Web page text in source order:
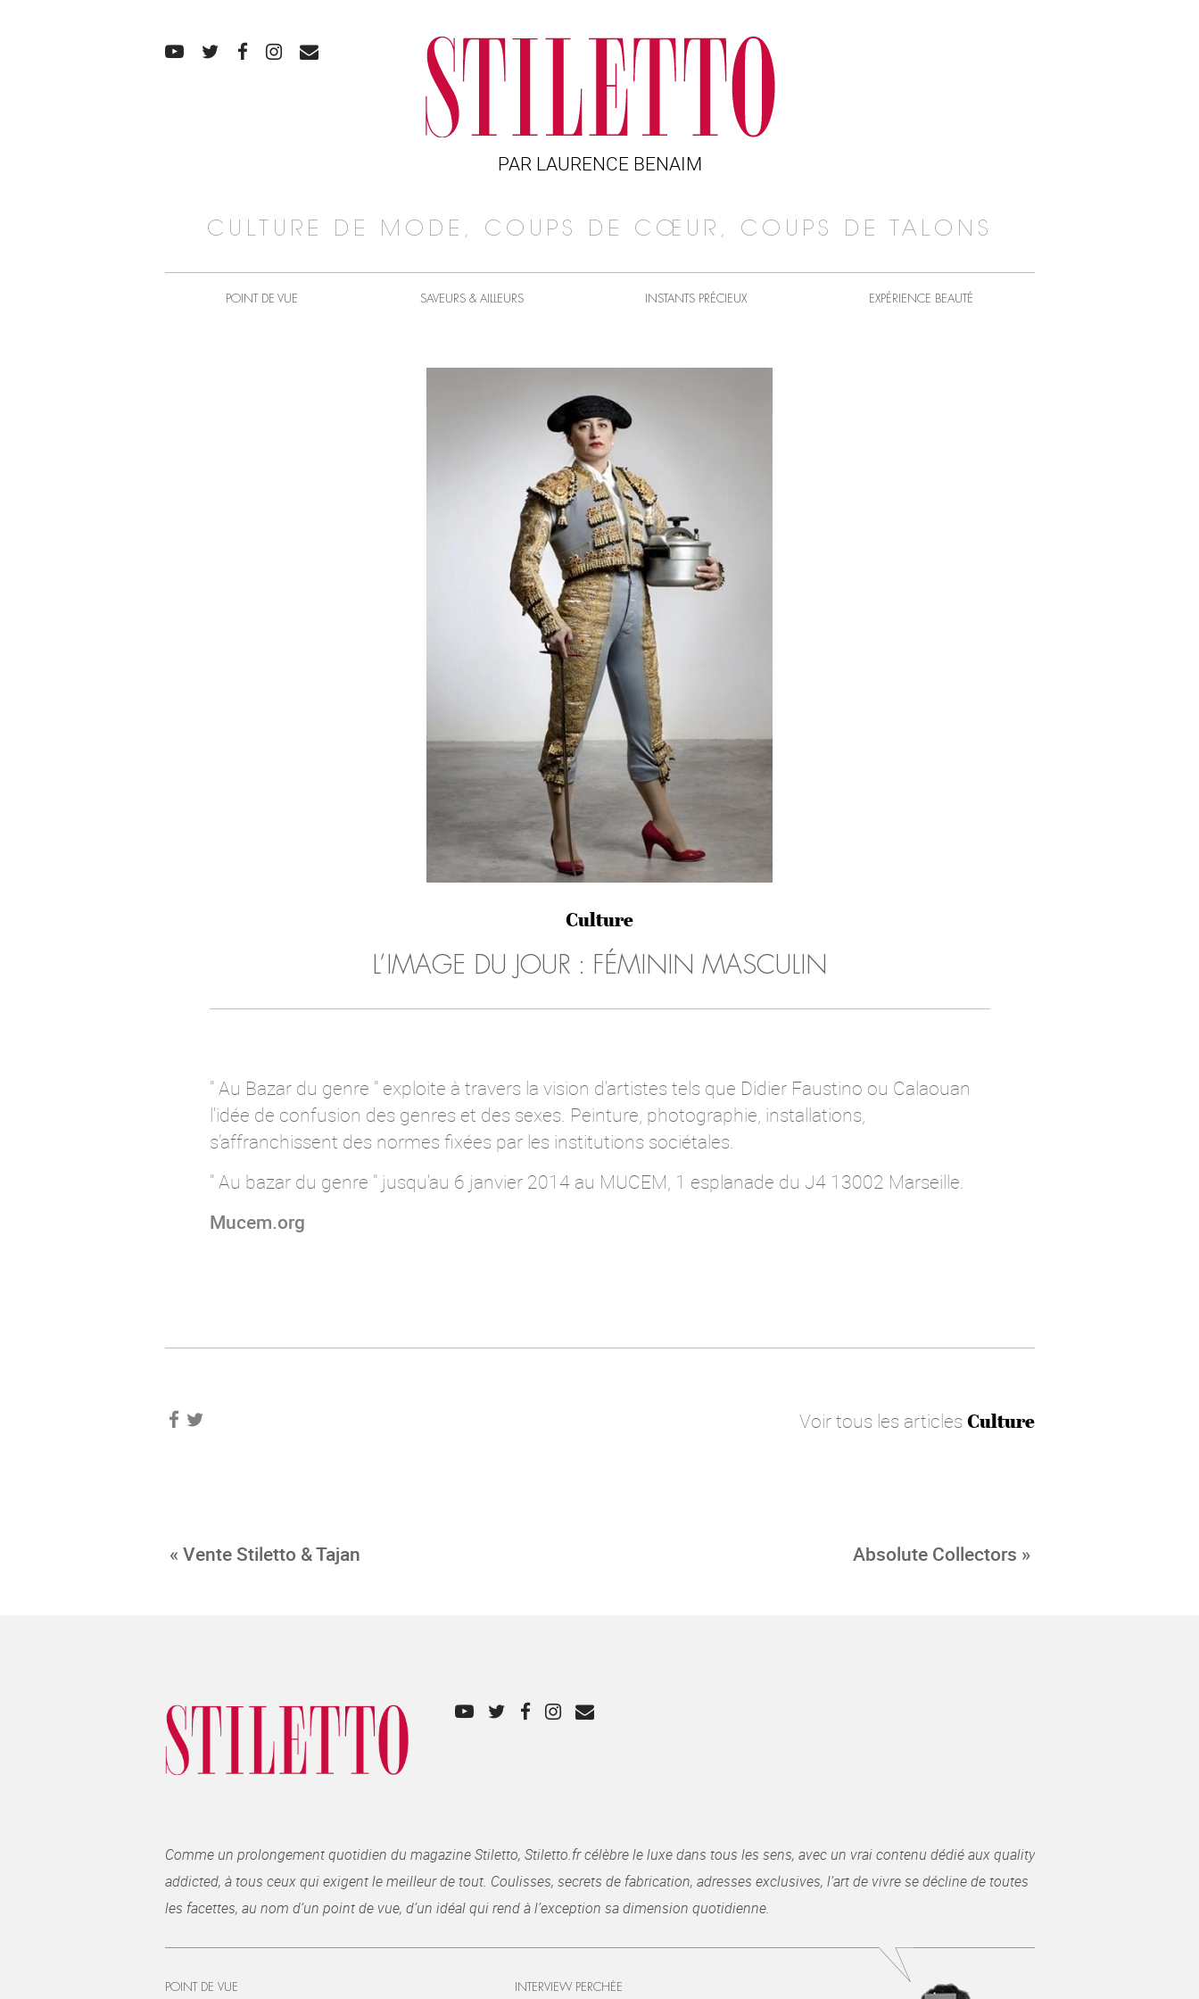
PAR LAURENCE BENAIM
CULTURE DE MODE, COUPS DE CŒUR, COUPS DE TALONS
POINT DE VUE SAVEURS & AILLEURS INSTANTS PRÉCIEUX EXPÉRIENCE BEAUTÉ
Culture
L’IMAGE DU JOUR : FÉMININ MASCULIN
" Au Bazar du genre " exploite à travers la vision d'artistes tels que Didier Faustino ou Calaouan
l'idée de confusion des genres et des sexes. Peinture, photographie, installations,
s’affranchissent des normes fixées par les institutions sociétales.
" Au bazar du genre " jusqu'au 6 janvier 2014 au MUCEM, 1 esplanade du J4 13002 Marseille.
Mucem.org
Voir tous les articles Culture
« Vente Stiletto & Tajan Absolute Collectors »
Comme un prolongement quotidien du magazine Stiletto, Stiletto.fr célèbre le luxe dans tous les sens, avec un vrai contenu dédié aux quality
addicted, à tous ceux qui exigent le meilleur de tout. Coulisses, secrets de fabrication, adresses exclusives, l’art de vivre se décline de toutes
les facettes, au nom d’un point de vue, d’un idéal qui rend à l’exception sa dimension quotidienne.
POINT DE VUE INTERVIEW PERCHÉE